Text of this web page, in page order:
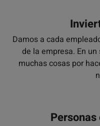
Damos a cada
de la empresa. En
muchas cosas por